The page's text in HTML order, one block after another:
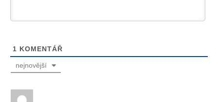
1 KOMENTÁŘ
nejnovější